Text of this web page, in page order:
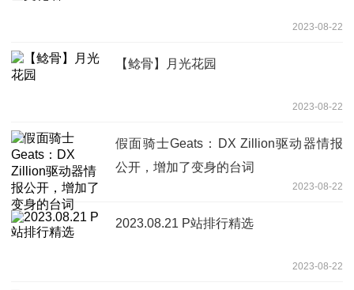
2023-08-22
【鲶骨】月光花园
2023-08-22
假面骑士Geats：DX Zillion驱动器情报
公开，增加了变身的台词
2023-08-22
2023.08.21 P站排行精选
2023-08-22